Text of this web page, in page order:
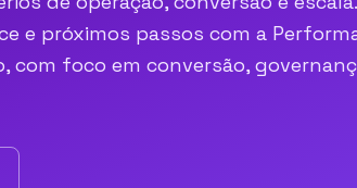
e próximos passos com a
com foco em conversão,